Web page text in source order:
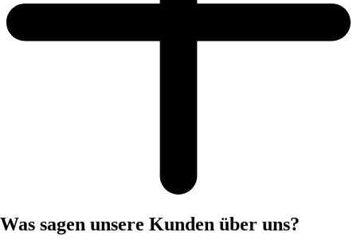
Was sagen unsere Kunden über uns?